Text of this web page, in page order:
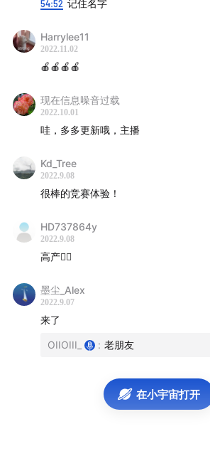
-本期嘉宾-
葛越：苹果副总裁及大中华区董事总经
张克俊：浙江大学教授，移动应用创新
一等奖获得者
特等奖获得者
-时间轴-
Part1：对谈张克俊：移动应用创新赛
Intro
从萌芽到茁壮的移动应用创新赛
54:52 记住名字
Harrylee11
2022.11.02
🍎🍎🍎🍎
现在信息噪音过载
2022.10.01
哇，多多更新哦，主播
Kd_Tree
2022.9.08
很棒的竞赛体验！
HD737864y
2022.9.08
高产✌🏼
墨尘_Alex
2022.9.07
来了
OIIOIII_ : 老朋友
在小宇宙打开